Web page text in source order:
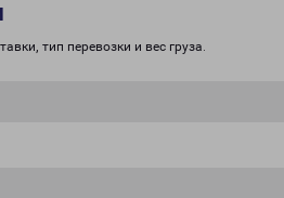
тип перевозки и вес груза.